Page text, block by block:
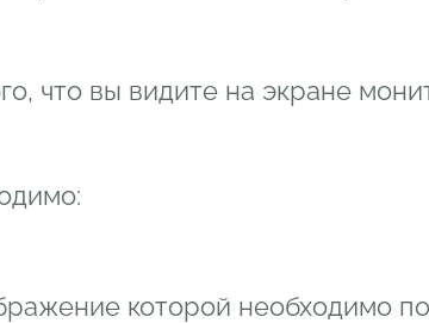
что вы видите на экране
которой необходимо